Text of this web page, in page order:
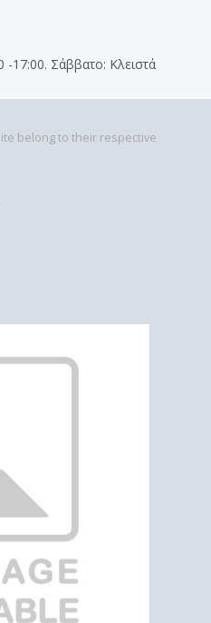
17:00. Σάββατο: Κλειστά
belong to their respective